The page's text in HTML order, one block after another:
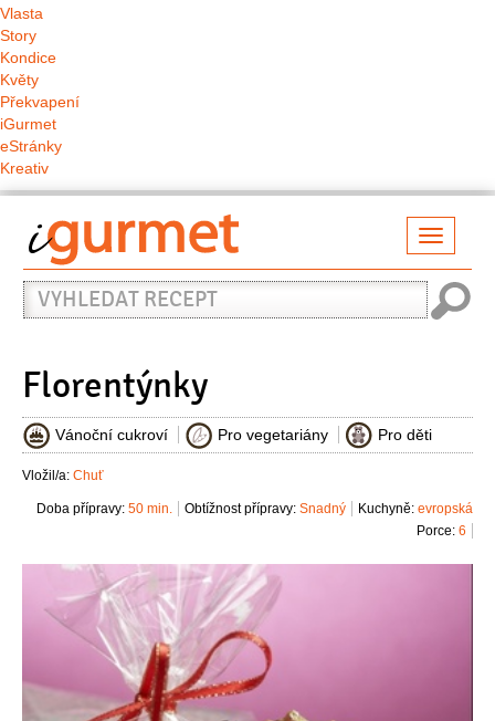
Vlasta
Story
Kondice
Květy
Překvapení
iGurmet
eStránky
Kreativ
Vyhledat
recept
Florentýnky
Vánoční cukroví Pro vegetariány Pro děti
Vložil/a: Chuť
Kuchyně: evropská
Obtížnost přípravy: Snadný
Doba přípravy: 50 min.
Porce: 6